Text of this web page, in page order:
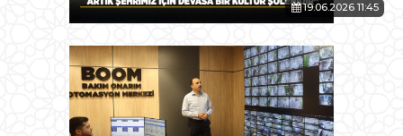
19.06.2026 11:45